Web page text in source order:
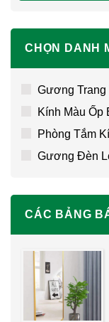
CHỌN DANH
Gương Trang
Kính Màu Ốp
Phòng Tắm
Gương Đèn
CÁC BẢNG